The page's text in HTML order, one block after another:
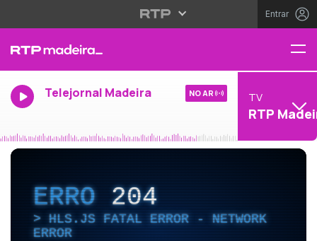
Entrar
Telejornal Madeira NO AR TV
RTP
ERRO204
HLS.JS FATAL ERROR - NETWORK
ERROR